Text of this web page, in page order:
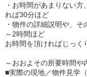
・お時間があまりない
れば30分ほど
・物件の詳細説明や、
～2時間ほど
お時間を頂ければじっく
～おおよその所要時間や
■実際の現地／物件見学